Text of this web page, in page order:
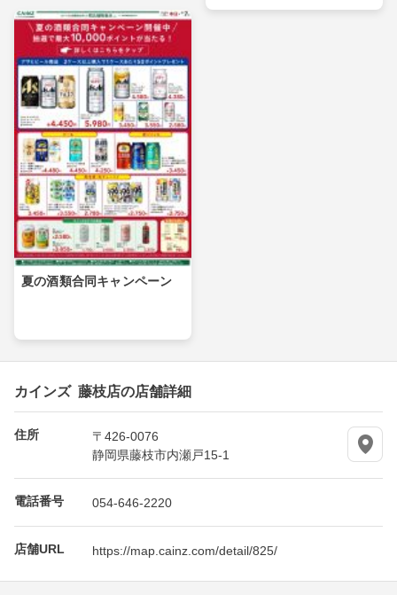
夏の酒類合同キャンペーン
カインズ 藤枝店の店舗詳細
住所
〒426-0076
静岡県藤枝市内瀬戸15-1
電話番号 054-646-2220
店舗URL https://map.cainz.com/detail/825/